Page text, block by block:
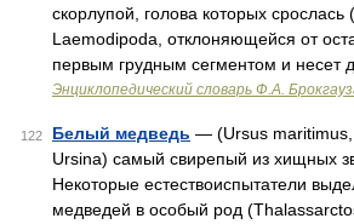
скорлупой, голова которых срослась
Laemodipoda, отклоняющейся от
первым грудным сегментом и несет
Энциклопедический словарь Ф.А.
122 Белый медведь — (Ursus
Ursina) самый свирепый из хищных
Некоторые естествоиспытатели
медведей в особый род